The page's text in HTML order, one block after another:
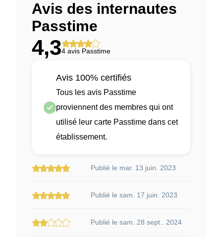
Avis des internautes
Passtime
4,34 avis Passtime
Avis 100% certifiés
Tous les avis Passtime
proviennent des membres qui ont
utilisé leur carte Passtime dans cet
établissement.
Publié le mar. 13 juin. 2023
Publié le sam. 17 juin. 2023
Publié le sam. 28 sept.. 2024